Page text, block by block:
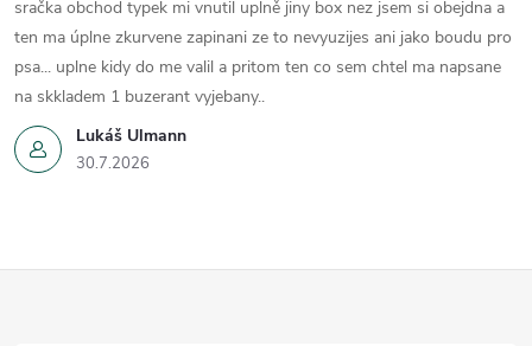
Lukáš Ulmann
30.7.2026
sračka obchod typek mi vnutil uplně jiny box nez jsem si obejdna a
ten ma úplne zkurvene zapinani ze to nevyuzijes ani jako boudu pro
psa... uplne kidy do me valil a pritom ten co sem chtel ma napsane
na skkladem 1 buzerant vyjebany..